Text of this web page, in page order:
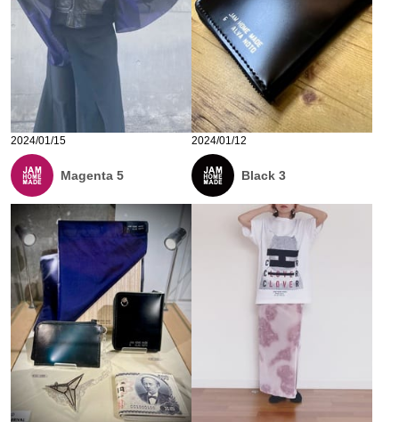
2024/01/15
Magenta 5
2024/01/12
Black 3